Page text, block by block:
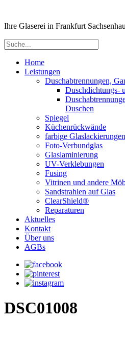
Ihre Glaserei in Frankfurt
Home
Leistungen
Duschabtrennungen,
Duschdichtungs-
Duschen
Spiegel
Küchenrückwände
farbige Glaslackierungen
Foto-Verbundglas
Glaslaminierung
UV-Verklebungen
Fusing
Vitrinen und andere
Sandstrahlen auf Glas
ClearShield®
Reparaturen
Aktuelles
Kontakt
Über uns
AGBs
DSC01008